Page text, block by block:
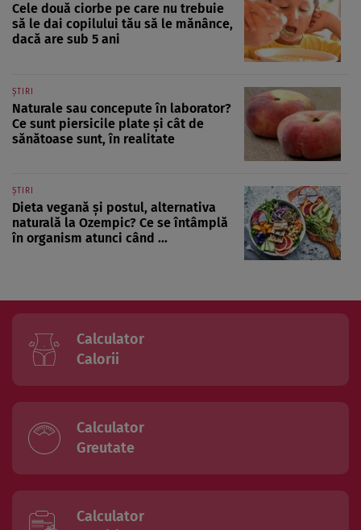
Cele două ciorbe pe care nu trebuie
să le dai copilului tău să le mănânce,
dacă are sub 5 ani
ȘTIRI
Naturale sau concepute în laborator?
Ce sunt piersicile plate și cât de
sănătoase sunt, în realitate
ȘTIRI
Dieta vegană și postul, alternativa
naturală la Ozempic? Ce se întâmplă
în organism atunci când ...
Calculator
Calorii
Calculator
Greutate
Calculator